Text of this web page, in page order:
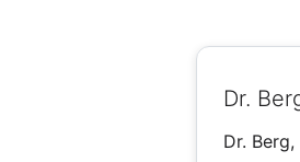
Dr.
Dr.